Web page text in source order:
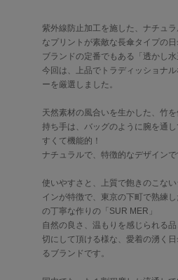
紫外線防止加工を施した、ナチュ
なプリントが素敵な長傘タイプの日
ブランドの定番でもある「透かし水
今回は、上品でトラディッショナ
ーを厳選しました。
天然素材の風合いを生かした、竹
持ち手は、バッグのように腕を通
すくて機能的！
ナチュラルで、特徴的なデザインで
使いやすさと、上質で飽きのこな
インが特徴で、東京の下町で熟練
の丁寧な作りの「SUR MER」
自然の良さ、温もりを感じられる
切にして頂ける様な、愛着の湧く
るブランドです。